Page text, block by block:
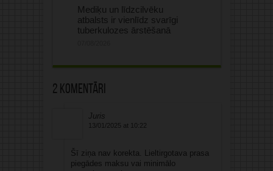
Mediķu un līdzcilvēku
atbalsts ir vienlīdz svarīgi
tuberkulozes ārstēšanā
2 komentāri
Juris
13/01/2025 at 10:22
Šī ziņa nav korekta. Lieltirgotava prasa
piegādes maksu vai minimālo